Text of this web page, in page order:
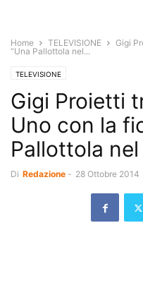
Home TELEVISIONE
Gigi
“Una Pallottola nel...
TELEVISIONE
Gigi Proietti
Uno con la
Pallottola nel
Di Redazione - 28 Ottobre 2014